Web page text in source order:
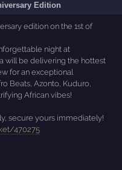
Edition
edition on the 1st of
night at
will be delivering the hottest
for an exceptional
Beats, Azonto, Kuduro,
African vibes!
secure yours immediately!
470275